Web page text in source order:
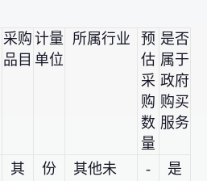
采购
品目
计量
单位
所属行业
预
估
采
购
数
量
是否
属于
政府
购买
服务
其
份
其他未
- 是